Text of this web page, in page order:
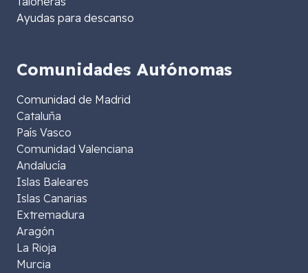
Ayudas para descanso
Comunidades Autónomas
Comunidad de Madrid
Cataluña
País Vasco
Comunidad Valenciana
Andalucía
Islas Baleares
Islas Canarias
Extremadura
Aragón
La Rioja
Murcia